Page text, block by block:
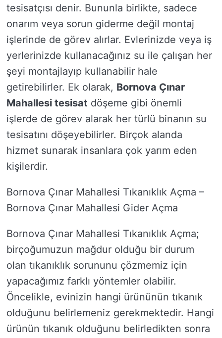
tesisatçısı denir. Bununla birlikte, sadece
onarım veya sorun giderme değil montaj
işlerinde de görev alırlar. Evlerinizde veya iş
yerlerinizde kullanacağınız su ile çalışan her
şeyi montajlayıp kullanabilir hale
getirebilirler. Ek olarak, Bornova Çınar
Mahallesi tesisat döşeme gibi önemli
işlerde de görev alarak her türlü binanın su
tesisatını döşeyebilirler. Birçok alanda
hizmet sunarak insanlara çok yarım eden
kişilerdir.
Bornova Çınar Mahallesi Tıkanıklık Açma –
Bornova Çınar Mahallesi Gider Açma
Bornova Çınar Mahallesi Tıkanıklık Açma;
birçoğumuzun mağdur olduğu bir durum
olan tıkanıklık sorununu çözmemiz için
yapacağımız farklı yöntemler olabilir.
Öncelikle, evinizin hangi ürününün tıkanık
olduğunu belirlemeniz gerekmektedir. Hangi
ürünün tıkanık olduğunu belirledikten sonra